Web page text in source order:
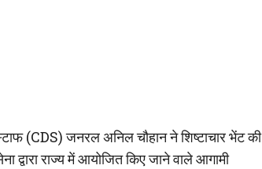
(CDS) जनरल अनिल चौहान ने शिष्टाचार भेंट की
द्वारा राज्य में आयोजित किए जाने वाले आगामी